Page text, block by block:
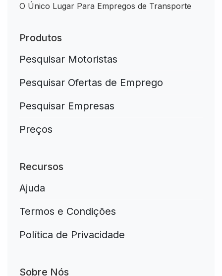
O Único Lugar Para Empregos de Transporte
Produtos
Pesquisar Motoristas
Pesquisar Ofertas de Emprego
Pesquisar Empresas
Preços
Recursos
Ajuda
Termos e Condições
Política de Privacidade
Sobre Nós